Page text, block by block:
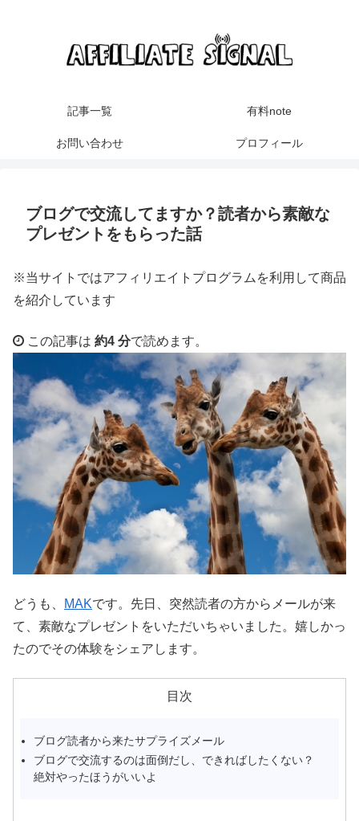
記事一覧 有料note
お問い合わせ プロフィール
ブログで交流してますか？読者から素敵な
プレゼントをもらった話
※当サイトではアフィリエイトプログラムを利用して商品
を紹介しています
この記事は 約4 分で読めます。
どうも、 MAKです。先日、突然読者の方からメールが来
て、素敵なプレゼントをいただいちゃいました。嬉しかっ
たのでその体験をシェアします。
目次
ブログ読者から来たサプライズメール
ブログで交流するのは面倒だし、できればしたくない？
絶対やったほうがいいよ